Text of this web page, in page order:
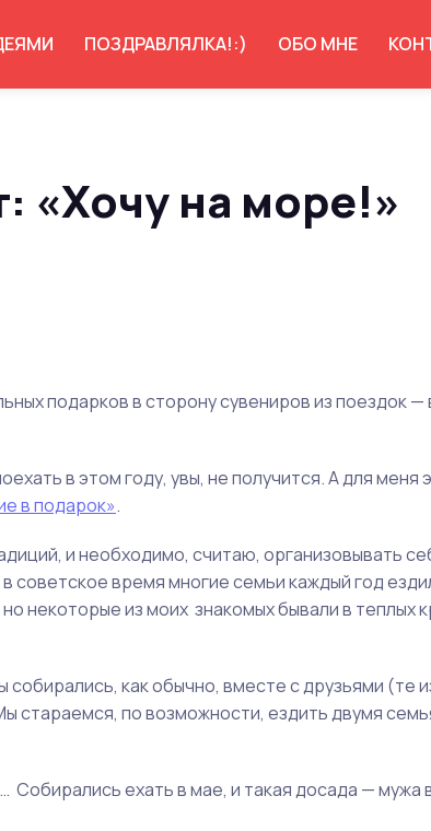
ПОЗДРАВЛЯЛКА!:) ОБО МНЕ
«Хочу на море!»
подарков в сторону сувениров из поездок
в этом году, увы, не получится. А для меня
в подарок».
и необходимо, считаю, организовывать
время многие семьи каждый год
некоторые из моих знакомых бывали в теплых
как обычно, вместе с друзьями (те
стараемся, по возможности, ездить двумя
ехать в мае, и такая досада — мужа